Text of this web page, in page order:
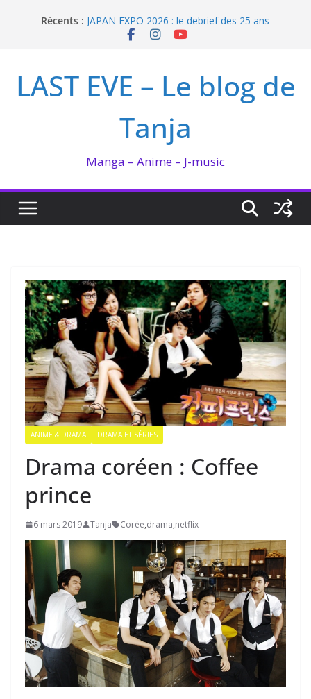
Récents : JAPAN EXPO 2026 : le debrief des 25 ans
Bilan lecture et visionnage de juillet 2026
Enomoto n’est pas un ange
LAST EVE – Le blog de
Tanja
Manga – Anime – J-music
ANIME & DRAMA DRAMA ET SÉRIES
Drama coréen : Coffee
prince
6 mars 2019 Tanja Corée,drama,netflix